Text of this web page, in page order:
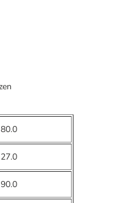
80.0
27.0
90.0